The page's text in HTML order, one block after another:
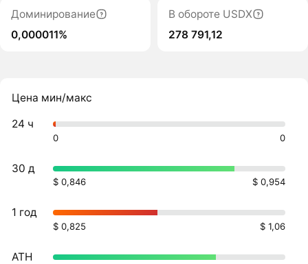
Доминирование
0,000011%
В обороте USDX
278 791,12
Цена мин/макс
24 ч
0 0
30 д
$ 0,846 $ 0,954
1 год
$ 0,825 $ 1,06
ATH